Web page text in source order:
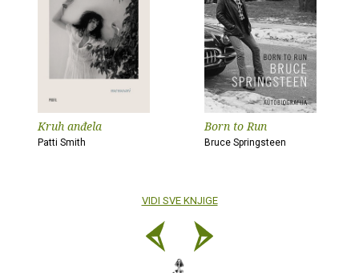
Kruh anđela
Patti Smith
Born to Run
Bruce Springsteen
VIDI SVE KNJIGE